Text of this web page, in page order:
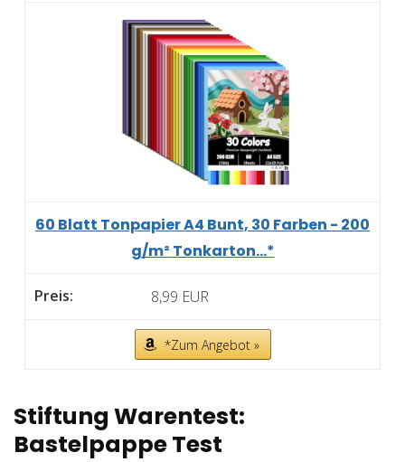
60 Blatt Tonpapier A4 Bunt, 30 Farben - 200
g/m² Tonkarton...*
8,99 EUR
*Zum Angebot »
Stiftung Warentest:
Bastelpappe Test